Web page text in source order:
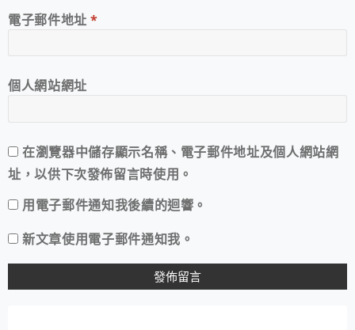
電子郵件地址*
個人網站網址
在瀏覽器中儲存顯示名稱、電子郵件地址及個人網站網
址，以供下次發佈留言時使用。
用電子郵件通知我後續的迴響。
新文章使用電子郵件通知我。